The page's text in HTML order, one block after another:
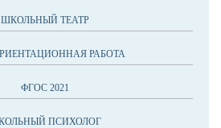
ШКОЛЬНЫЙ ТЕАТР
РАБОТА
ФГОС 2021
ПСИХОЛОГ